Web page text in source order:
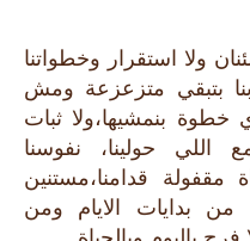
ولا استقرار وخطواتنا
بتبقي متزعزعة ومش
خطوة بنمشيها،ولا ثبات
حولينا، نفوسنا
مقفولة قدامنا،مستنين
بدايات الايام ومن